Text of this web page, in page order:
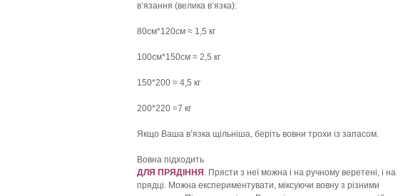
в’язання (велика в’язка):
80см*120см ≈ 1,5 кг
100см*150см ≈ 2,5 кг
150*200 ≈ 4,5 кг
200*220 ≈7 кг
Якщо Ваша в’язка щільніша, беріть вовни трохи із запасом.
Вовна підходить
ДЛЯ ПРЯДІННЯ . Прясти з неї можна і на ручному веретені, і на
прядці. Можна експериментувати, міксуючи вовну з різними